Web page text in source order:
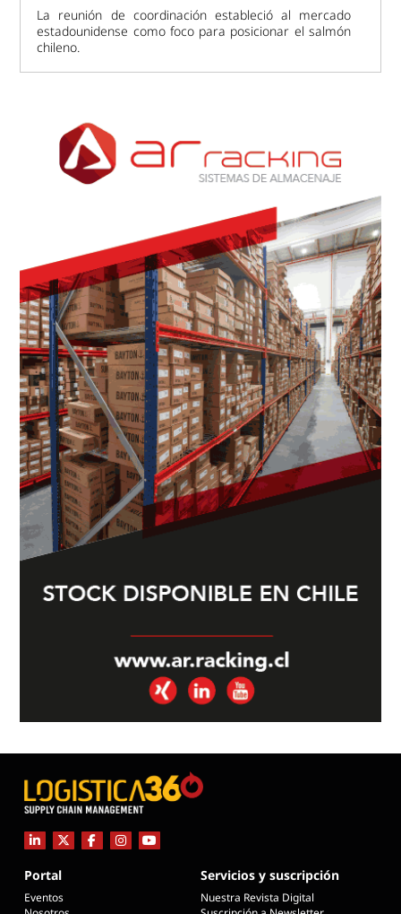
La reunión de coordinación estableció al mercado
estadounidense como foco para posicionar el salmón
chileno.
Portal
Eventos
Servicios y suscripción
Nuestra Revista Digital